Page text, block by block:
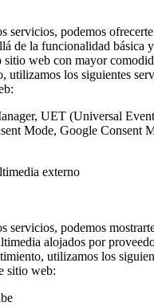
servicios, podemos
de la funcionalidad básica
sitio web con mayor
utilizamos los siguientes
UET (Universal
Mode, Google Consent
externo
servicios, podemos
alojados por
utilizamos los
sitio web: